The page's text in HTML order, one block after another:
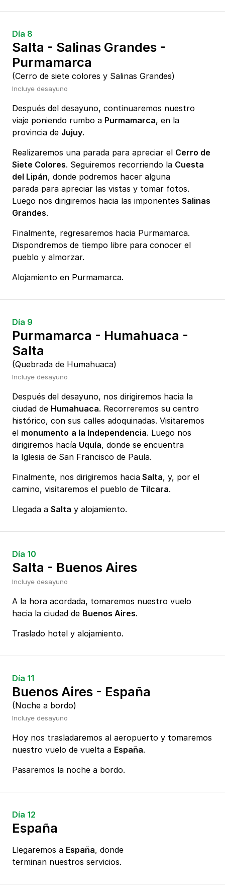
Día 8
Salta - Salinas Grandes -
Purmamarca
(Cerro de siete colores y Salinas Grandes)
Incluye desayuno
Después del desayuno, continuaremos nuestro
viaje poniendo rumbo a Purmamarca, en la
provincia de Jujuy.
Realizaremos una parada para apreciar el Cerro de
Siete Colores. Seguiremos recorriendo la Cuesta
del Lipán, donde podremos hacer alguna
parada para apreciar las vistas y tomar fotos.
Luego nos dirigiremos hacia las imponentes Salinas
Grandes.
Finalmente, regresaremos hacia Purmamarca.
Dispondremos de tiempo libre para conocer el
pueblo y almorzar.
Alojamiento en Purmamarca.
Día 9
Purmamarca - Humahuaca -
Salta
(Quebrada de Humahuaca)
Incluye desayuno
Después del desayuno, nos dirigiremos hacia la
ciudad de Humahuaca. Recorreremos su centro
histórico, con sus calles adoquinadas. Visitaremos
el monumento a la Independencia. Luego nos
dirigiremos hacía Uquía, donde se encuentra
la Iglesia de San Francisco de Paula.
Finalmente, nos dirigiremos hacia Salta, y, por el
camino, visitaremos el pueblo de Tilcara.
Llegada a Salta y alojamiento.
Día 10
Salta - Buenos Aires
Incluye desayuno
A la hora acordada, tomaremos nuestro vuelo
hacia la ciudad de Buenos Aires.
Traslado hotel y alojamiento.
Día 11
Buenos Aires - España
(Noche a bordo)
Incluye desayuno
Hoy nos trasladaremos al aeropuerto y tomaremos
nuestro vuelo de vuelta a España.
Pasaremos la noche a bordo.
Día 12
España
Llegaremos a España, donde
terminan nuestros servicios.